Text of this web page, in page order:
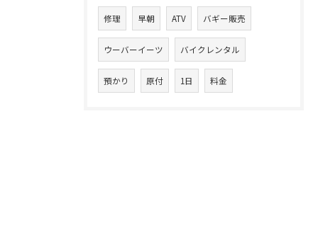
修理 早朝 ATV バギー販売
ウーバーイーツ バイクレンタル
預かり 原付 1日 料金